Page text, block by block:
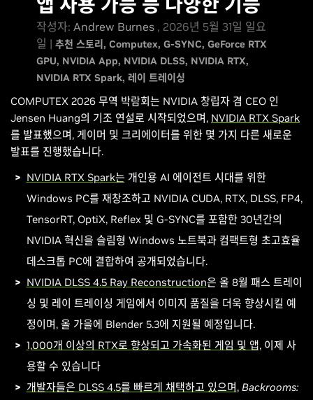
앱 사용 가능 등 다양한 기능
작성자:Andrew Burnes , 2026년 5월 31일 일요
일 |추천 스토리 Computex G-SYNC GeForce RTX
GPU NVIDIA App NVIDIA DLSS NVIDIA RTX
NVIDIA RTX Spark 레이 트레이싱
COMPUTEX 2026 무역 박람회는 NVIDIA 창립자 겸 CEO 인
Jensen Huang의 기조 연설로 시작되었으며, NVIDIA RTX Spark
를 발표했으며, 게이머 및 크리에이터를 위한 몇 가지 다른 새로운
발표를 진행했습니다.
NVIDIA RTX Spark는 개인용 AI 에이전트 시대를 위한
Windows PC를 재창조하고 NVIDIA CUDA, RTX, DLSS, FP4,
TensorRT, OptiX, Reflex 및 G-SYNC를 포함한 30년간의
NVIDIA 혁신을 슬림형 Windows 노트북과 컴팩트형 초고효율
데스크톱 PC에 결합하여 공개되었습니다.
NVIDIA DLSS 4.5 Ray Reconstruction은 올 8월 패스 트레이
싱 및 레이 트레이싱 게임에서 이미지 품질을 더욱 향상시킬 예
정이며, 올 가을에 Blender 5.3에 지원될 예정입니다.
1,000개 이상의 RTX로 향상되고 가속화된 게임 및 앱,이제 사
용할 수 있습니다
개발자들은 DLSS 4.5를 빠르게 채택하고 있으며, Backrooms: